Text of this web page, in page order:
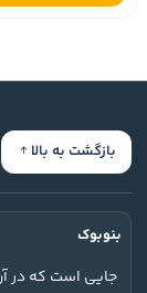
بازگشت به بالا
بنوبوک
جایی است که در